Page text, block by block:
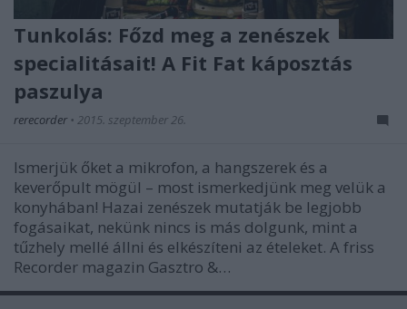
Tunkolás: Főzd meg a zenészek
specialitásait! A Fit Fat káposztás
paszulya
rerecorder • 2015. szeptember 26.
Ismerjük őket a mikrofon, a hangszerek és a
keverőpult mögül – most ismerkedjünk meg velük a
konyhában! Hazai zenészek mutatják be legjobb
fogásaikat, nekünk nincs is más dolgunk, mint a
tűzhely mellé állni és elkészíteni az ételeket. A friss
Recorder magazin Gasztro &…